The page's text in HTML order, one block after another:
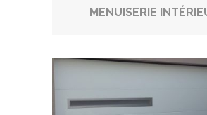
MENUISERIE